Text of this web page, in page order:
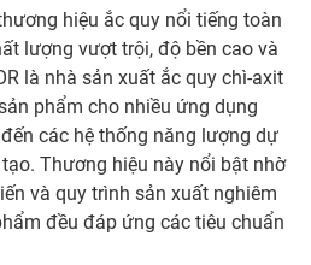
hiệu ắc quy nổi tiếng toàn
lượng vượt trội, độ bền cao và
là nhà sản xuất ắc quy chì-axit
phẩm cho nhiều ứng dụng
các hệ thống năng lượng dự
Thương hiệu này nổi bật nhờ
và quy trình sản xuất nghiêm
đều đáp ứng các tiêu chuẩn